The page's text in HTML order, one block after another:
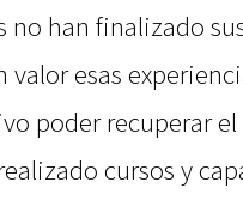
han finalizado
valor esas
poder recuperar
cursos y